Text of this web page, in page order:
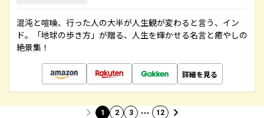
混沌と喧噪、行った人の大半が人生観が変わると言う、イン
ド。「地球の歩き方」が贈る、人生を輝かせる名言と癒やしの
絶景集！
詳細を見る
1 2 3 … 12